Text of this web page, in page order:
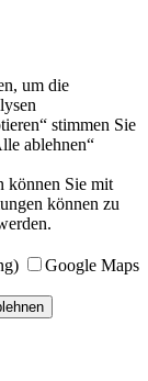
um die
stimmen Sie
ablehnen“
können Sie mit
können zu
Google Maps